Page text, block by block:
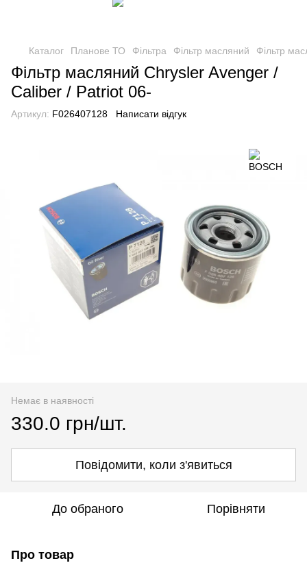
Каталог Планове ТО Фільтра Фільтр масляний Фільтр
Фільтр масляний Chrysler Avenger /
Caliber / Patriot 06-
Артикул: F026407128 Написати відгук
Немає в наявності
330.0 грн/шт.
Повідомити, коли з'явиться
До обраного Порівняти
Про товар